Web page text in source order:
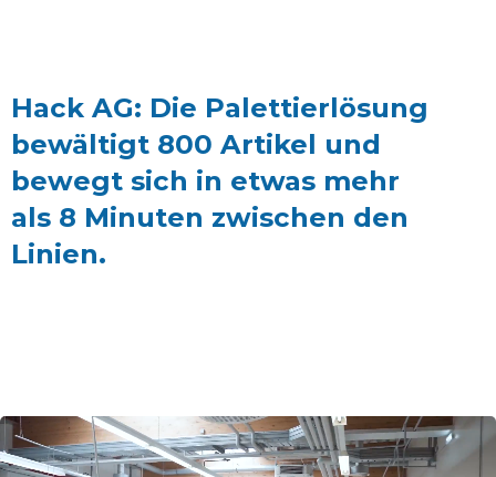
Hack AG: Die Palettierlösung
bewältigt 800 Artikel und
bewegt sich in etwas mehr
als 8 Minuten zwischen den
Linien.